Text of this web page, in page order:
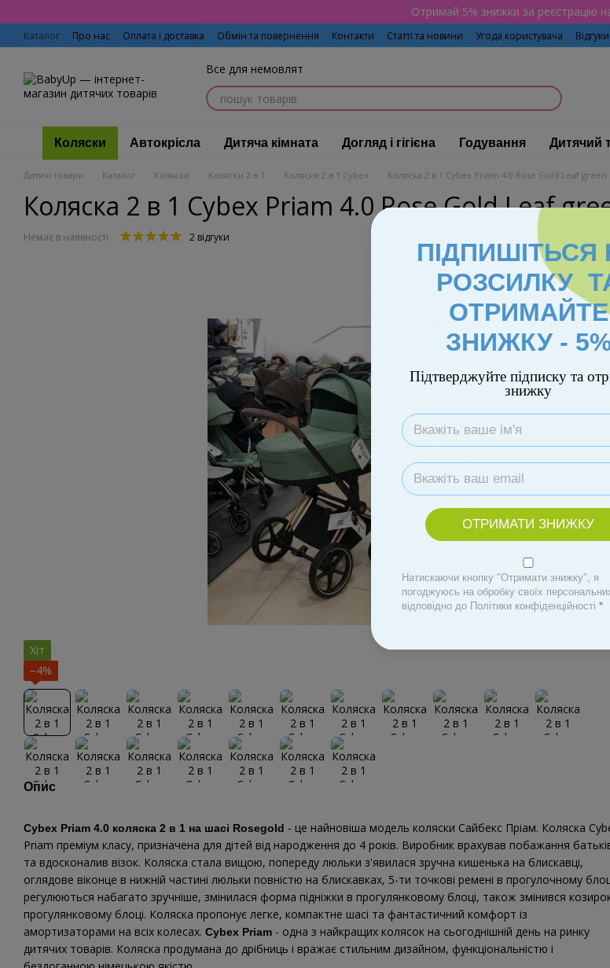
Отримай 5% знижки за реєстрацію
Каталог Про нас Оплата і доставка Обмін та повернення Контакти Статті та новини Угода користувача
Все для немовлят
Коляски Автокрісла Дитяча кімната Догляд і гігієна Годування Дитячий
Дитячі товари Каталог Коляски Коляски 2 в 1 Коляски 2 в 1 Cybex Коляска 2 в 1 Cybex Priam 4.0 Rose Gold Leaf green
Коляска 2 в 1 Cybex Priam 4.0 Rose Gold Leaf
Немає в наявності 2 відгуки
Хіт
−4%
Опис
Cybex Priam 4.0 коляска 2 в 1 на шасі Rosegold - це найновіша модель коляски Сайбекс Пріам. Коляска
Priam преміум класу, призначена для дітей від народження до 4 років. Виробник врахував побажання
та вдосконалив візок. Коляска стала вищою, попереду люльки з'явилася зручна кишенька на блискавці,
оглядове віконце в нижній частині люльки повністю на блискавках, 5-ти точкові ремені в прогулочному
регулюються набагато зручніше, змінилася форма підніжки в прогулянковому блоці, також змінився
прогулянковому блоці. Коляска пропонує легке, компактне шасі та фантастичний комфорт із
амортизаторами на всіх колесах. Cybex Priam - одна з найкращих колясок на сьогоднішній день на ринку
дитячих товарів. Коляска продумана до дрібниць і вражає стильним дизайном, функціональністю і
ПІДПИШІТЬСЯ
РОЗСИЛКУ
ОТРИМАЙТЕ
ЗНИЖКУ -
Підтверджуйте підписку та
знижку
ОТРИМАТИ ЗНИЖКУ
Натискаючи кнопку "Отримати знижку", я
погоджуюсь на обробку своїх
відповідно до Політики конфіденційності *